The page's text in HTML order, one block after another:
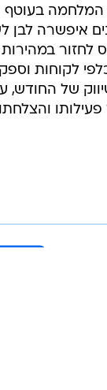
המלחמה בעוטף
איפשרה לבן
לחזור במהירות
לקוחות
של החודש,